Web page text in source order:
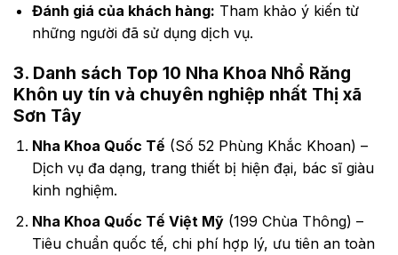
Đánh giá của khách hàng: Tham khảo ý kiến từ
những người đã sử dụng dịch vụ.
3. Danh sách Top 10 Nha Khoa Nhổ Răng
Khôn uy tín và chuyên nghiệp nhất Thị xã
Sơn Tây
Nha Khoa Quốc Tế (Số 52 Phùng Khắc Khoan) –
Dịch vụ đa dạng, trang thiết bị hiện đại, bác sĩ giàu
kinh nghiệm.
Nha Khoa Quốc Tế Việt Mỹ(199 Chùa Thông) –
Tiêu chuẩn quốc tế, chi phí hợp lý, ưu tiên an toàn